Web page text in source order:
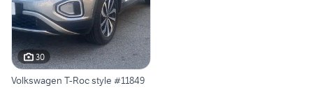
30
Volkswagen T-Roc style #11849